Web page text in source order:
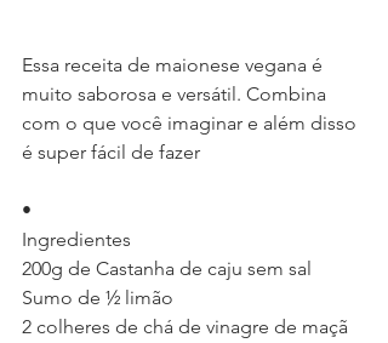
Essa receita de maionese vegana é
muito saborosa e versátil. Combina
com o que você imaginar e além disso
é super fácil de fazer
•
Ingredientes
200g de Castanha de caju sem sal
Sumo de ½ limão
2 colheres de chá de vinagre de maçã